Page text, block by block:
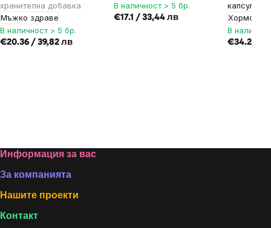
хранителна добавка
Мъжко здраве
В наличност > 5 бр.
€20.36 / 39,82 лв
В наличност > 5 бр.
€17.1 / 33,44 лв
капсули
В
€34.24 /
Footer
Информация за вас
За компанията
Нашите проекти
Контакт